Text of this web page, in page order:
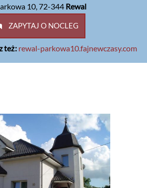
10,72-344 Rewal
ZAPYTAJ O NOCLEG
też: rewal-parkowa10.fajnewczasy.com